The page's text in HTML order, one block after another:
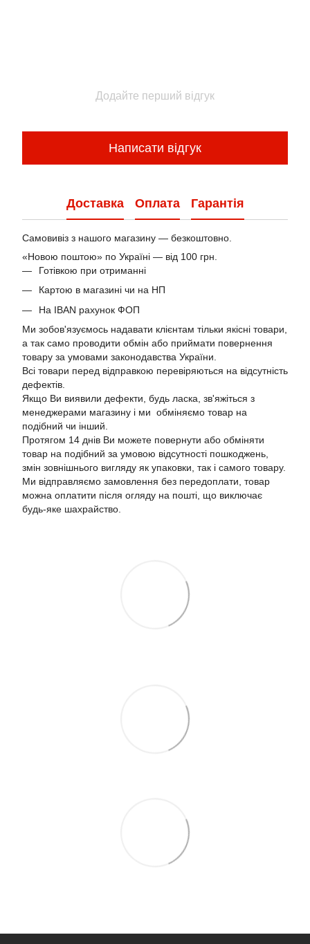
Додайте перший відгук
Написати відгук
Доставка Оплата Гарантія
Самовивіз з нашого магазину — безкоштовно.
«Новою поштою» по Україні — від 100 грн.
Готівкою при отриманні
Картою в магазині чи на НП
На IBAN рахунок ФОП
Ми зобов'язуємось надавати клієнтам тільки якісні товари,
а так само проводити обмін або приймати повернення
товару за умовами законодавства України.
Всі товари перед відправкою перевіряються на відсутність
дефектів.
Якщо Ви виявили дефекти, будь ласка, зв'яжіться з
менеджерами магазину і ми обміняємо товар на
подібний чи інший.
Протягом 14 днів Ви можете повернути або обміняти
товар на подібний за умовою відсутності пошкоджень,
змін зовнішнього вигляду як упаковки, так і самого товару.
Ми відправляємо замовлення без передоплати, товар
можна оплатити після огляду на пошті, що виключає
будь-яке шахрайство.